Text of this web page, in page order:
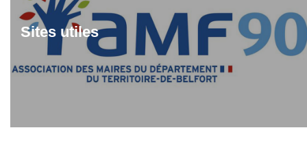
Sites utiles